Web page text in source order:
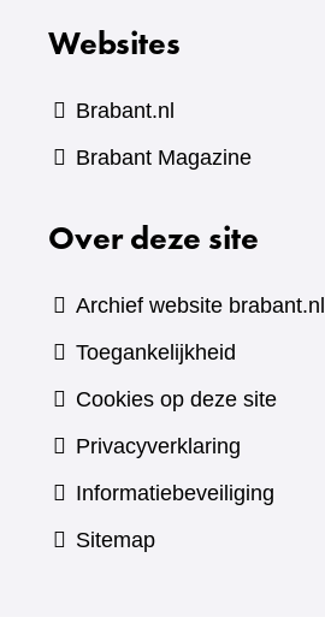
Websites
Brabant.nl
Brabant Magazine(verwijst
een
website)
Over deze site
Archief website brabant.nl
Toegankelijkheid
Cookies op deze site
Privacyverklaring
Informatiebeveiliging
Sitemap